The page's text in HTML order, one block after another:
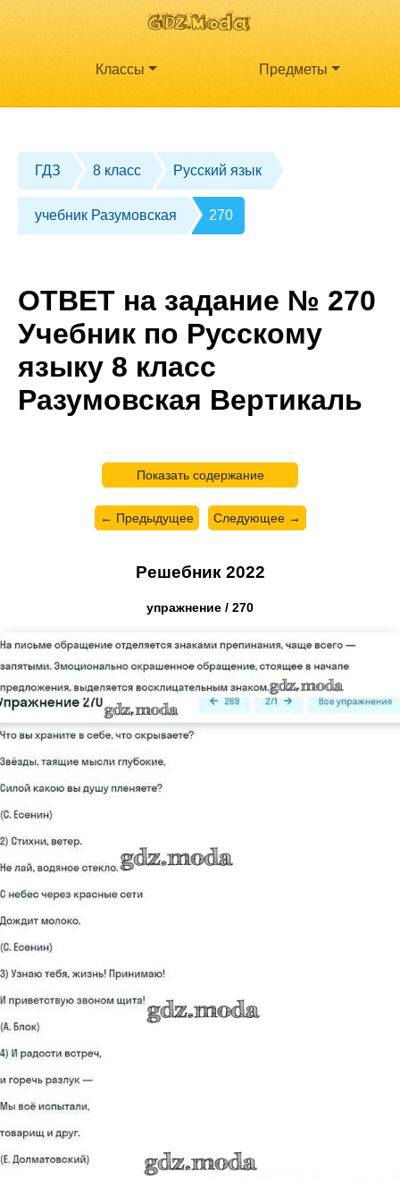
Классы Предметы
ГДЗ 8 класс Русский язык
учебник Разумовская 270
ОТВЕТ на задание № 270
Учебник по Русскому
языку 8 класс
Разумовская Вертикаль
Показать содержание
← Предыдущее Следующее →
Решебник 2022
упражнение / 270